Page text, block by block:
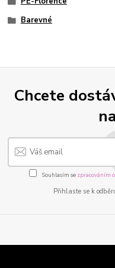
Barevné
Chcete
Souhlasím se zpracováním
Přihlaste se k